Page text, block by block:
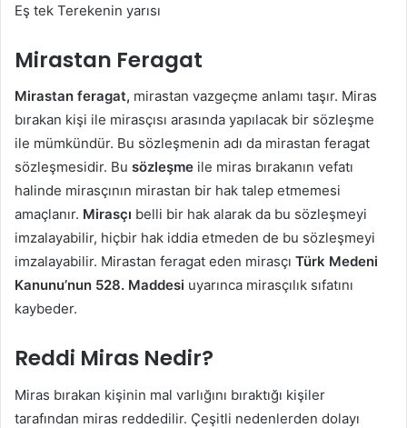
Eş tek Terekenin yarısı
Mirastan Feragat
Mirastan feragat, mirastan vazgeçme anlamı taşır. Miras
bırakan kişi ile mirasçısı arasında yapılacak bir sözleşme
ile mümkündür. Bu sözleşmenin adı da mirastan feragat
sözleşmesidir. Bu sözleşme ile miras bırakanın vefatı
halinde mirasçının mirastan bir hak talep etmemesi
amaçlanır. Mirasçı belli bir hak alarak da bu sözleşmeyi
imzalayabilir, hiçbir hak iddia etmeden de bu sözleşmeyi
imzalayabilir. Mirastan feragat eden mirasçı Türk Medeni
Kanunu’nun 528. Maddesi uyarınca mirasçılık sıfatını
kaybeder.
Reddi Miras Nedir?
Miras bırakan kişinin mal varlığını bıraktığı kişiler
tarafından miras reddedilir. Çeşitli nedenlerden dolayı